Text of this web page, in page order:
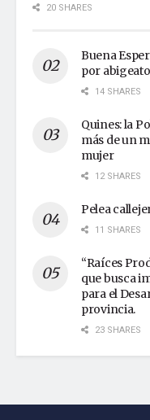
20 SHARES
Buena
por
14 SHARES
Quines: la
más de un
mujer
12 SHARES
Pelea
11 SHARES
“Raíces
que busca
para el
provincia.
23 SHARES